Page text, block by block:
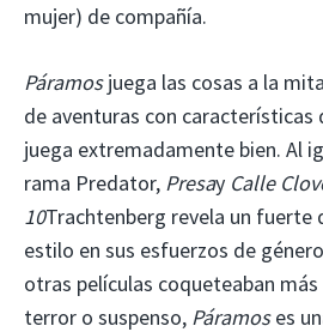
mujer) de compañía.
Páramosjuega las cosas a la
de aventuras con características
juega extremadamente bien. Al
rama Predator, Presay Calle
10Trachtenberg revela un fuerte
estilo en sus esfuerzos de
otras películas coqueteaban
terror o suspenso, Páramoses